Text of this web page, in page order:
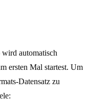
automatisch
ersten Mal startest. Um
Datensatz zu